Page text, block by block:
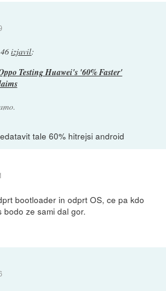
izjavil:
Testing Huawei's '60% Faster'
tale 60% hitrejsi android
bootloader in odprt OS, ce pa kdo
ze sami dal gor.